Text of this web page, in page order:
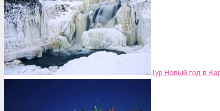
Тур Новый год в